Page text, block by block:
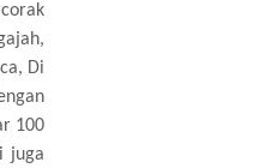
Di
100
juga